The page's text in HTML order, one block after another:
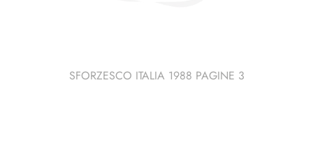
SFORZESCO ITALIA 1988 PAGINE 3